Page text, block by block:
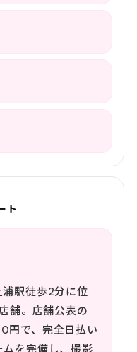
ト
駅徒歩2分に位
舗。店舗公表の
で、完全日払い
を完備し、撮影